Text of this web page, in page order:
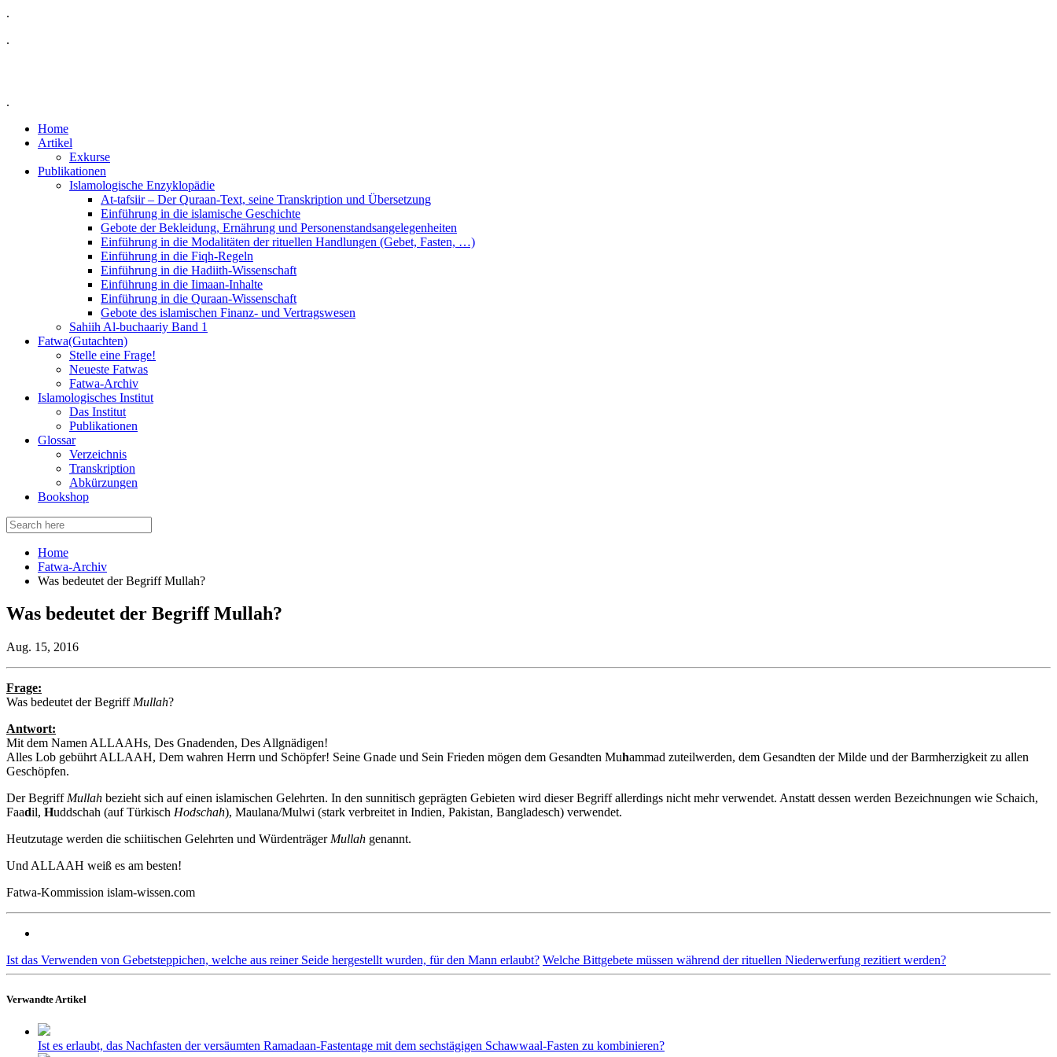
.
.
.
Home
Artikel
Exkurse
Publikationen
Islamologische Enzyklopädie
At-tafsiir – Der Quraan-Text, seine Transkription und Übersetzung
Einführung in die islamische Geschichte
Gebote der Bekleidung, Ernährung und Personenstandsangelegenheiten
Einführung in die Modalitäten der rituellen Handlungen (Gebet, Fasten, …)
Einführung in die Fiqh-Regeln
Einführung in die Hadiith-Wissenschaft
Einführung in die Iimaan-Inhalte
Einführung in die Quraan-Wissenschaft
Gebote des islamischen Finanz- und Vertragswesen
Sahiih Al-buchaariy Band 1
Fatwa(Gutachten)
Stelle eine Frage!
Neueste Fatwas
Fatwa-Archiv
Islamologisches Institut
Das Institut
Publikationen
Glossar
Verzeichnis
Transkription
Abkürzungen
Bookshop
Search
for:
Home
Fatwa-Archiv
Was bedeutet der Begriff Mullah?
Was bedeutet der Begriff Mullah?
Aug. 15, 2016
Frage:
Was bedeutet der Begriff Mullah?
Antwort:
Mit dem Namen ALLAAHs, Des Gnadenden, Des Allgnädigen!
Alles Lob gebührt ALLAAH, Dem wahren Herrn und Schöpfer! Seine Gnade und Sein Frieden mögen dem Gesandten Muhammad zuteilwerden, dem Gesandten der Milde und der Barmherzigkeit zu allen
Geschöpfen.
Der Begriff Mullah bezieht sich auf einen islamischen Gelehrten. In den sunnitisch geprägten Gebieten wird dieser Begriff allerdings nicht mehr verwendet. Anstatt dessen werden Bezeichnungen wie Schaich,
Faadil, Huddschah (auf Türkisch Hodschah), Maulana/Mulwi (stark verbreitet in Indien, Pakistan, Bangladesch) verwendet.
Heutzutage werden die schiitischen Gelehrten und Würdenträger Mullah genannt.
Und ALLAAH weiß es am besten!
Fatwa-Kommission islam-wissen.com
Ist das Verwenden von Gebetsteppichen, welche aus reiner Seide hergestellt wurden, für den Mann erlaubt? Welche Bittgebete müssen während der rituellen Niederwerfung rezitiert werden?
Verwandte Artikel
Ist es erlaubt, das Nachfasten der versäumten Ramadaan-Fastentage mit dem sechstägigen Schawwaal-Fasten zu kombinieren?